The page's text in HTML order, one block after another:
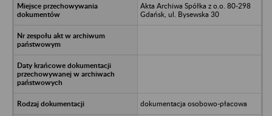
Akta Archiwa Spółka z o.o. 80-298
Gdańsk, ul. Bysewska 30
dokumentacja osobowo-płacowa